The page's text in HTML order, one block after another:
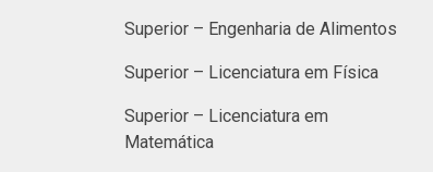
Superior – Engenharia de Alimentos
Superior – Licenciatura em Física
Superior – Licenciatura em
Matemática